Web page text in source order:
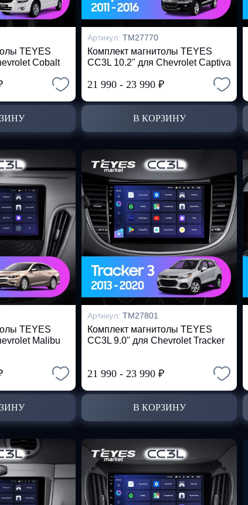
TEYES
Cobalt
Артикул: TM27770
Комплект магнитолы TEYES
CC3L 10.2" для Chevrolet Captiva
21 990 - 23 990 ₽
В КОРЗИНУ
TEYES
Malibu
Артикул: TM27801
Комплект магнитолы TEYES
CC3L 9.0" для Chevrolet Tracker
21 990 - 23 990 ₽
В КОРЗИНУ